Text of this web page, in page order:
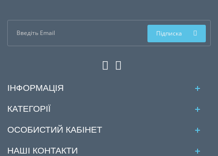
Підписка
ІНФОРМАЦІЯ
КАТЕГОРІЇ
ОСОБИСТИЙ КАБІНЕТ
НАШІ КОНТАКТИ